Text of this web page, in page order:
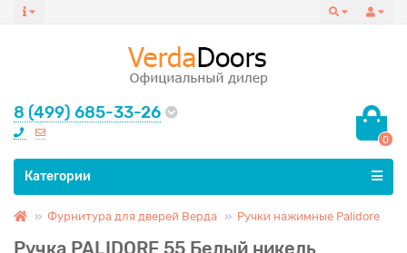
8 (499) 685-33-26
0
Все категории
Категории
Фурнитура для дверей Верда Ручки нажимные Palidore
Ручка PALIDORE 55 Белый никель